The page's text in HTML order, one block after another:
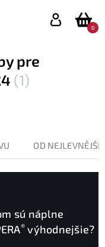
0
pre
(1)
OD
sú náplne
® výhodnejšie?